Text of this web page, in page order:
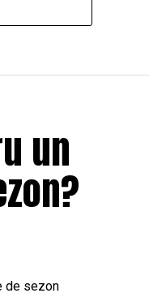
un